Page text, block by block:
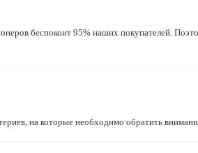
беспокоит 95% наших покупателей.
на которые необходимо обратить